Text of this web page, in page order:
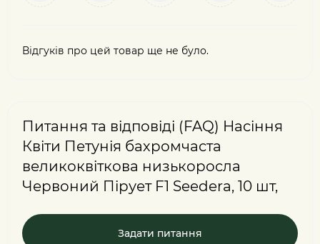
Відгуків про цей товар ще не було.
Питання та відповіді (FAQ) Насіння
Квіти Петунія бахромчаста
великоквіткова низькоросла
Червоний Пірует F1 Seedera, 10 шт,
Задати питання